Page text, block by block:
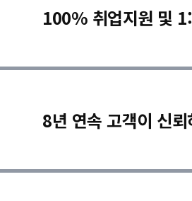
100% 취업지원 및
8년 연속 고객이 신